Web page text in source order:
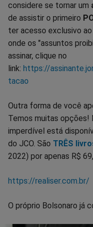
considere se tornar um
de assistir o primeiro
ter acesso exclusivo
onde os "assuntos
assinar, clique no
link: https://
tacao
Outra forma de você
Temos muitas opções!
imperdível está
do JCO. São TRÊS
2022) por apenas R$
https://realiser.com.br/
O próprio Bolsonaro já